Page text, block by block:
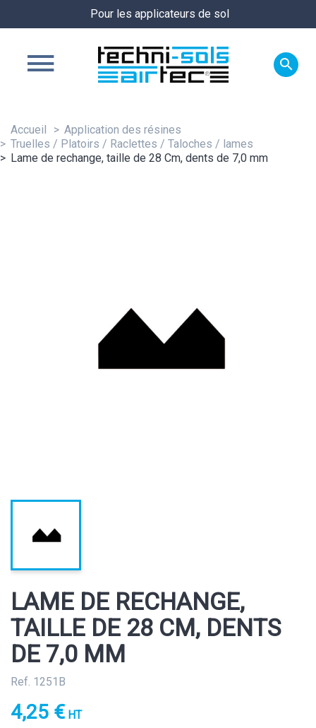
Pour les applicateurs de sol

Accueil
Application des résines
Truelles / Platoirs / Raclettes / Taloches / lames
Lame de rechange, taille de 28 Cm, dents de 7,0 mm
LAME DE RECHANGE,
TAILLE DE 28 CM, DENTS
DE 7,0 MM
Ref. 1251B
4,25 € HT